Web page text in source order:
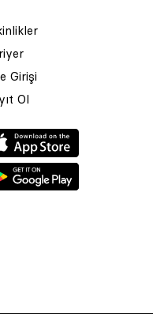
Girişi
Ol
Ltd. Şti. Bu Sitede Bulunan
tasarlanmış ve